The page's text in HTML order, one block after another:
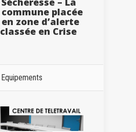
commune placée
en zone d’alerte
classée en Crise
Equipements